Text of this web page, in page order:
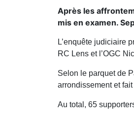
Après les
mis en examen.
L’enquête judiciaire
RC Lens et l’OGC
Selon le parquet de
arrondissement et
Au total, 65